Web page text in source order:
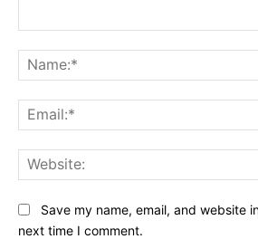
Save my name, email, and website
next time I comment.